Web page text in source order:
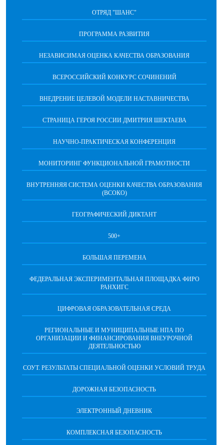
ОТРЯД "ШАНС"
ПРОГРАММА РАЗВИТИЯ
НЕЗАВИСИМАЯ ОЦЕНКА КАЧЕСТВА ОБРАЗОВАНИЯ
ВСЕРОССИЙСКИЙ КОНКУРС СОЧИНЕНИЙ
ВНЕДРЕНИЕ ЦЕЛЕВОЙ МОДЕЛИ НАСТАВНИЧЕСТВА
СТРАНИЦА ГЕРОЯ РОССИИ ДМИТРИЯ ШЕКТАЕВА
НАУЧНО-ПРАКТИЧЕСКАЯ КОНФЕРЕНЦИЯ
МОНИТОРИНГ ФУНКЦИОНАЛЬНОЙ ГРАМОТНОСТИ
ВНУТРЕННЯЯ СИСТЕМА ОЦЕНКИ КАЧЕСТВА ОБРАЗОВАНИЯ
(ВСОКО)
ГЕОГРАФИЧЕСКИЙ ДИКТАНТ
500+
БОЛЬШАЯ ПЕРЕМЕНА
ФЕДЕРАЛЬНАЯ ЭКСПЕРИМЕНТАЛЬНАЯ ПЛОЩАДКА ФИРО
РАНХИГС
ЦИФРОВАЯ ОБРАЗОВАТЕЛЬНАЯ СРЕДА
РЕГИОНАЛЬНЫЕ И МУНИЦИПАЛЬНЫЕ НПА ПО
ОРГАНИЗАЦИИ И ФИНАНСИРОВАНИЯ ВНЕУРОЧНОЙ
ДЕЯТЕЛЬНОСТЬЮ
СОУТ. РЕЗУЛЬТАТЫ СПЕЦИАЛЬНОЙ ОЦЕНКИ УСЛОВИЙ ТРУДА
ДОРОЖНАЯ БЕЗОПАСНОСТЬ
ЭЛЕКТРОННЫЙ ДНЕВНИК
КОМПЛЕКСНАЯ БЕЗОПАСНОСТЬ